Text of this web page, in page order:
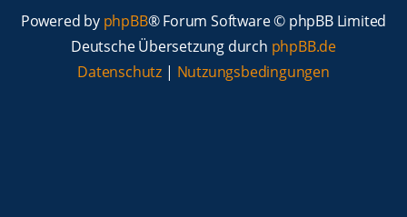
Powered by phpBB® Forum Software © phpBB Limited
Deutsche Übersetzung durch phpBB.de
Datenschutz | Nutzungsbedingungen